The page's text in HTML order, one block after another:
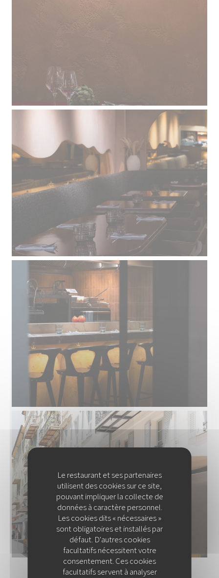
Le restaurant et ses partenaires
utilisent des cookies sur ce site,
pouvant impliquer la collecte de
données à caractère personnel.
Les cookies dits « nécessaires »
sont obligatoires et installés par
défaut. D'autres cookies
facultatifs nécessitent votre
consentement. Ces cookies
facultatifs servent à analyser